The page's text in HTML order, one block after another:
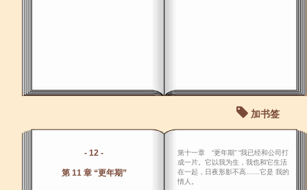
加书签
- 12 -
第 11 章 “更年期”
第十一章 “更年期” “我已经和公司打
成一片。它以我为生，我也和它生活
在一起，日夜形影不高……它是 我的
情人。